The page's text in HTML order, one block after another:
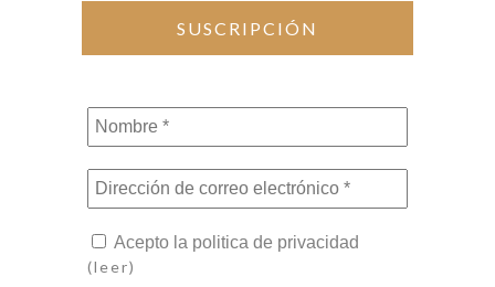
SUSCRIPCIÓN
Nombre
*
Dirección
de
electrónico
*
Acepto la politica de privacidad
(leer)